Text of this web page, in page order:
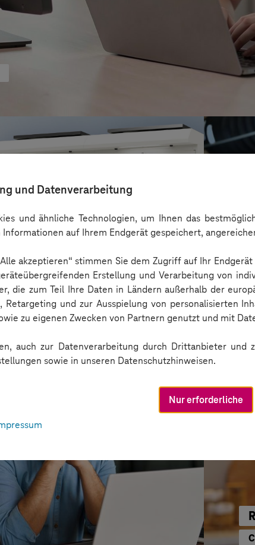
und Datenverarbeitung
und ähnliche Technologien, um Ihnen das
Informationen auf Ihrem Endgerät gespeichert,
akzeptieren“ stimmen Sie dem Zugriff auf Ihr
Erstellung und Verarbeitung von
die zum Teil Ihre Daten in Ländern außerhalb der
Retargeting und zur Ausspielung von personalisierten
zu eigenen Zwecken von Partnern genutzt und mit
auch zur Datenverarbeitung durch Drittanbieter und
sowie in unseren Datenschutzhinweisen.
Nur erforderliche